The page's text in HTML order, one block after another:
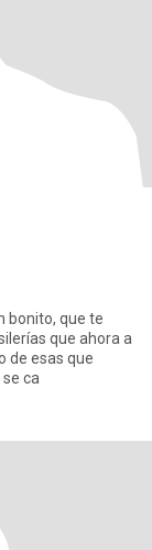
que ahora a
de esas que
ca